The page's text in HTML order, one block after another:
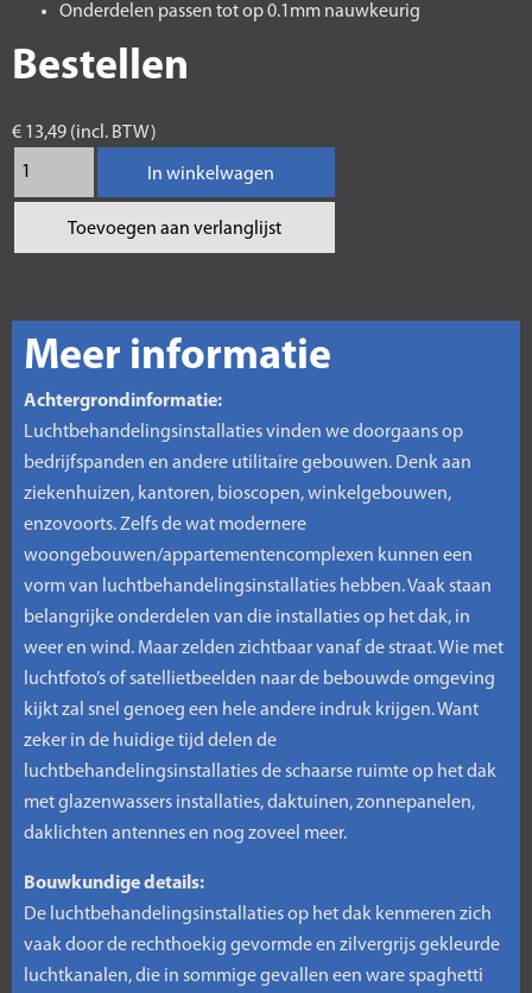
Onderdelen passen tot op 0.1mm nauwkeurig
Bestellen
€ 13,49 (incl. BTW)
In winkelwagen
Toevoegen aan verlanglijst
Meer informatie
Achtergrondinformatie:
Luchtbehandelingsinstallaties vinden we doorgaans op
bedrijfspanden en andere utilitaire gebouwen. Denk aan
ziekenhuizen, kantoren, bioscopen, winkelgebouwen,
enzovoorts. Zelfs de wat modernere
woongebouwen/appartementencomplexen kunnen een
vorm van luchtbehandelingsinstallaties hebben. Vaak staan
belangrijke onderdelen van die installaties op het dak, in
weer en wind. Maar zelden zichtbaar vanaf de straat. Wie met
luchtfoto’s of satellietbeelden naar de bebouwde omgeving
kijkt zal snel genoeg een hele andere indruk krijgen. Want
zeker in de huidige tijd delen de
luchtbehandelingsinstallaties de schaarse ruimte op het dak
met glazenwassers installaties, daktuinen, zonnepanelen,
daklichten antennes en nog zoveel meer.
Bouwkundige details:
De luchtbehandelingsinstallaties op het dak kenmeren zich
vaak door de rechthoekig gevormde en zilvergrijs gekleurde
luchtkanalen, die in sommige gevallen een ware spaghetti